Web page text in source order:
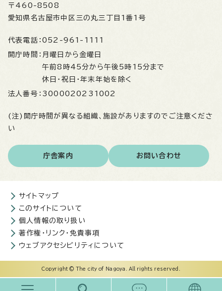
〒460-8508
愛知県名古屋市中区三の丸三丁目1番1号
代表電話： 052-961-1111
開庁時間： 月曜日から金曜日
午前8時45分から午後5時15分まで
休日・祝日・年末年始を除く
法人番号： 3000020231002
(注)開庁時間が異なる組織、施設がありますのでご注意くださ
い
庁舎案内 お問い合わせ
サイトマップ
このサイトについて
個人情報の取り扱い
著作権・リンク・免責事項
ウェブアクセシビリティについて
Copyright © The city of Nagoya. All rights reserved.